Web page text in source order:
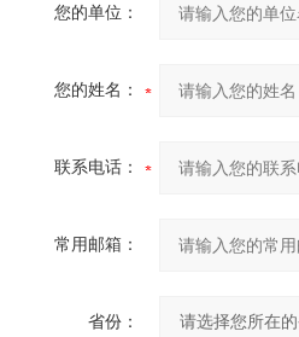
您的单位：
您的姓名：
联系电话：
常用邮箱：
省份：